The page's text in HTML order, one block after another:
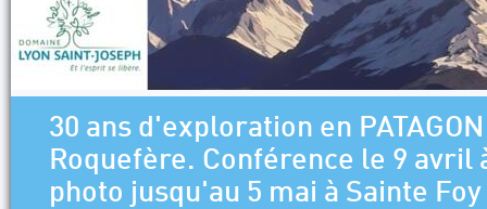
30 ans d'exploration en
Roquefère. Conférence le 9 avril
photo jusqu'au 5 mai à Sainte